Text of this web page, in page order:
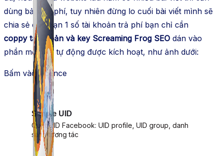
Simple UID
Quét UID Facebook: UID profile, UID group, danh
sách tương tác
dùng bản trả phí, tuy nhiên đừng lo cuối bài viết mình sẽ
chia sẻ cho bạn 1 số tài khoản trả phí bạn chỉ cần
coppy tài khoản và key Screaming Frog SEO dán vào
phần mềm sẽ tự động được kích hoạt, như ảnh dưới:
Bấm vào Licence